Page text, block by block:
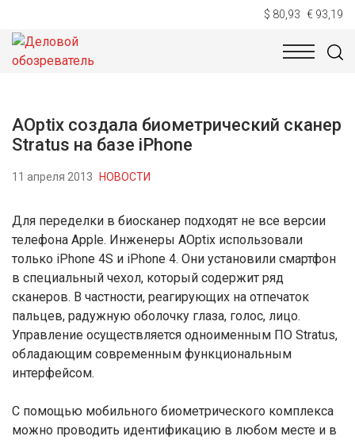
$ 80,93 € 93,19
НОВОСТИ
AOptix создала биометрический сканер
Stratus на базе iPhone
11 апреля 2013 НОВОСТИ
Для переделки в биосканер подходят не все версии
телефона Apple. Инженеры AOptix использовали
только iPhone 4S и iPhone 4. Они установили смартфон
в специальный чехол, который содержит ряд
сканеров. В частности, реагирующих на отпечаток
пальцев, радужную оболочку глаза, голос, лицо.
Управление осуществляется одноименным ПО Stratus,
обладающим современным функциональным
интерфейсом.
С помощью мобильного биометрического комплекса
можно проводить идентификацию в любом месте и в